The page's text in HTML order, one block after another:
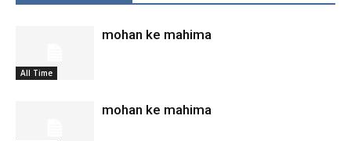
All Time
mohan ke mahima
mohan ke mahima